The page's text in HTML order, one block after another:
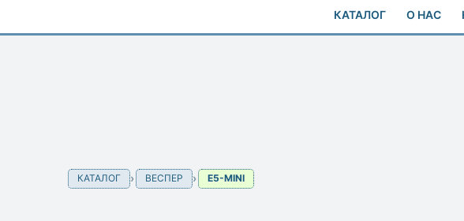
КАТАЛОГ О НАС
КАТАЛОГ ВЕСПЕР E5-MINI